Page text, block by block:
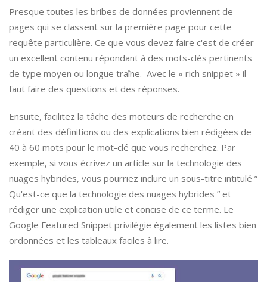
Presque toutes les bribes de données proviennent de
pages qui se classent sur la première page pour cette
requête particulière. Ce que vous devez faire c'est de créer
un excellent contenu répondant à des mots-clés pertinents
de type moyen ou longue traîne. Avec le « rich snippet » il
faut faire des questions et des réponses.
Ensuite, facilitez la tâche des moteurs de recherche en
créant des définitions ou des explications bien rédigées de
40 à 60 mots pour le mot-clé que vous recherchez. Par
exemple, si vous écrivez un article sur la technologie des
nuages hybrides, vous pourriez inclure un sous-titre intitulé ”
Qu'est-ce que la technologie des nuages hybrides ” et
rédiger une explication utile et concise de ce terme. Le
Google Featured Snippet privilégie également les listes bien
ordonnées et les tableaux faciles à lire.